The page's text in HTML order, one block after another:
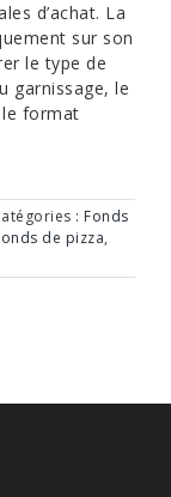
d’achat. La
sur son
le type de
garnissage, le
format
: Fonds
de pizza,